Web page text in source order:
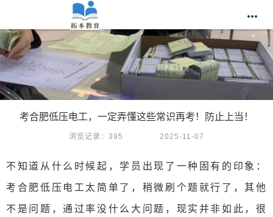

考合肥低压电工，一定弄懂这些常识再考！防止上当！
浏览记录：395 2025-11-07
不知道从什么时候起，学员出现了一种固有的印象：
考合肥低压电工太简单了，稍微刷个题就行了，其他
不是问题，通过率没什么大问题，现实并非如此，很